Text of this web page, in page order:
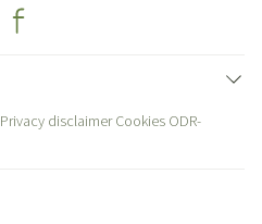
Privacy disclaimer Cookies ODR-